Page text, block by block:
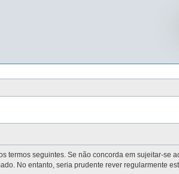
termos seguintes. Se não concorda em sujeitar-se
No entanto, seria prudente rever regularmente